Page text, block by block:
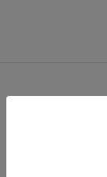
このアイテム